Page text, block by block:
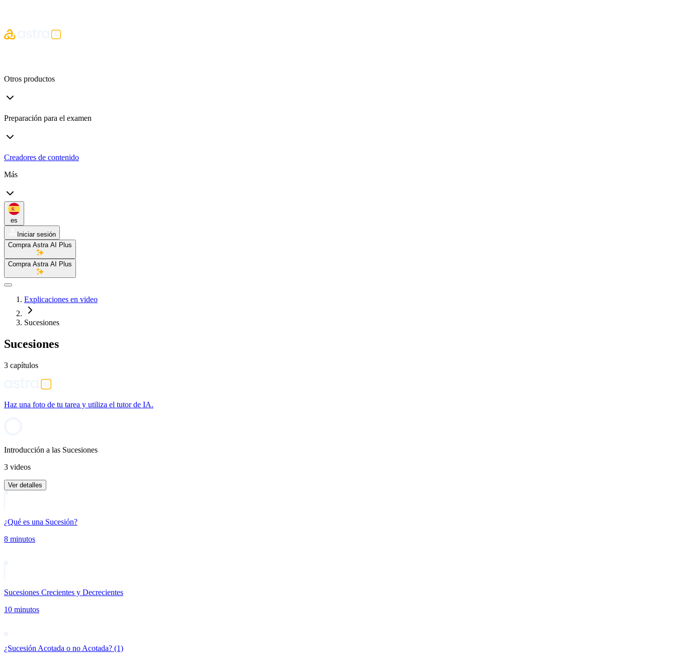
Otros productos
Preparación para el examen
Creadores de contenido
Más
es
Iniciar sesión
Compra Astra AI Plus
Compra Astra AI Plus
Explicaciones en video
Sucesiones
Sucesiones
3 capítulos
Haz una foto de tu tarea y utiliza el tutor de IA.
Introducción a las Sucesiones
3 videos
Ver detalles
¿Qué es una Sucesión?
8 minutos
Sucesiones Crecientes y Decrecientes
10 minutos
¿Sucesión Acotada o no Acotada? (1)